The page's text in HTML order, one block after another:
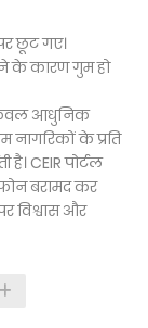
छूट गए।
के कारण गुम हो
केवल आधुनिक
नागरिकों के प्रति
CEIR पोर्टल
बरामद कर
विश्वास और